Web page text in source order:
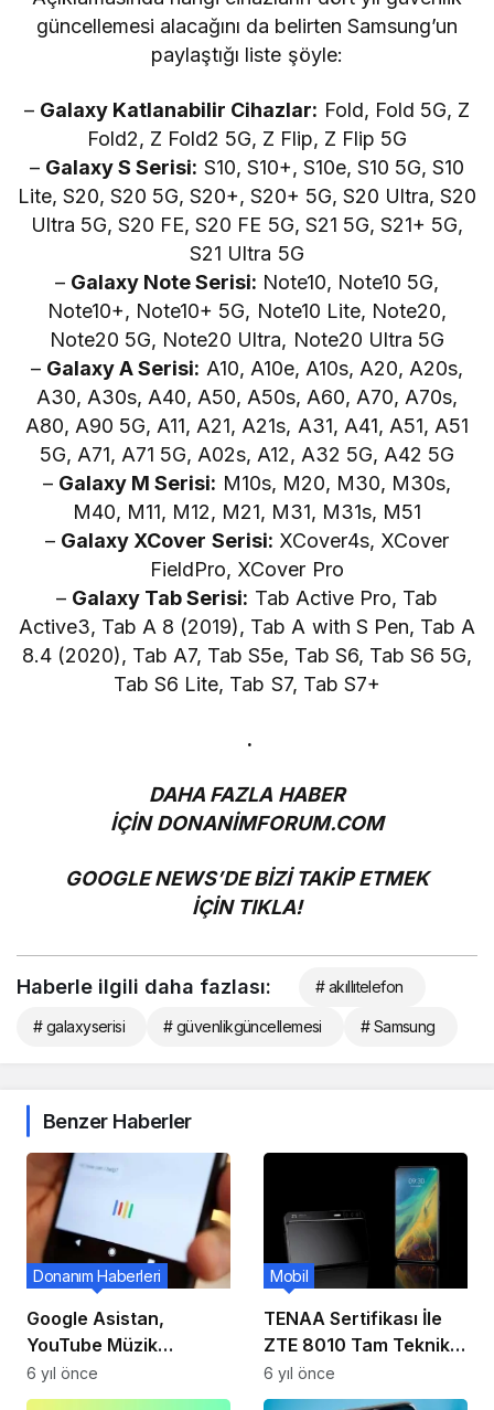
güncellemesi alacağını da belirten Samsung’un
paylaştığı liste şöyle:
– Galaxy Katlanabilir Cihazlar: Fold, Fold 5G, Z
Fold2, Z Fold2 5G, Z Flip, Z Flip 5G
– Galaxy S Serisi: S10, S10+, S10e, S10 5G, S10
Lite, S20, S20 5G, S20+, S20+ 5G, S20 Ultra, S20
Ultra 5G, S20 FE, S20 FE 5G, S21 5G, S21+ 5G,
S21 Ultra 5G
– Galaxy Note Serisi: Note10, Note10 5G,
Note10+, Note10+ 5G, Note10 Lite, Note20,
Note20 5G, Note20 Ultra, Note20 Ultra 5G
– Galaxy A Serisi: A10, A10e, A10s, A20, A20s,
A30, A30s, A40, A50, A50s, A60, A70, A70s,
A80, A90 5G, A11, A21, A21s, A31, A41, A51, A51
5G, A71, A71 5G, A02s, A12, A32 5G, A42 5G
– Galaxy M Serisi: M10s, M20, M30, M30s,
M40, M11, M12, M21, M31, M31s, M51
– Galaxy XCover Serisi: XCover4s, XCover
FieldPro, XCover Pro
– Galaxy Tab Serisi: Tab Active Pro, Tab
Active3, Tab A 8 (2019), Tab A with S Pen, Tab A
8.4 (2020), Tab A7, Tab S5e, Tab S6, Tab S6 5G,
Tab S6 Lite, Tab S7, Tab S7+
.
DAHA FAZLA HABER
İÇİNDONANİMFORUM.COM
GOOGLE NEWS’DE BİZİ TAKİP ETMEK
İÇİN TIKLA!
Haberle ilgili daha fazlası: # akıllıtelefon
# galaxyserisi # güvenlikgüncellemesi # Samsung
Benzer Haberler
Google Asistan,
YouTube Müzik
Desteğini Artırıyor!
Donanım Haberleri
6 yıl önce
TENAA Sertifikası İle
ZTE 8010 Tam Teknik
Özellikler Ve
Görüntüler!
Mobil
6 yıl önce